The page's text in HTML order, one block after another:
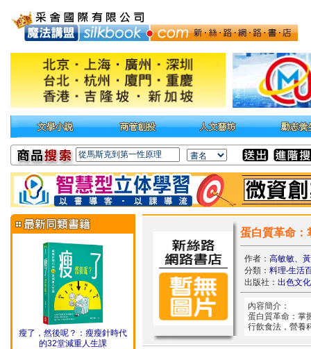
瘦了，然後呢？：瘦瘦針時代
的32堂減重人生課
蛋白質革命：
作者： 高敏敏、
分類： 料理‧生活
出版社： 出色文化
內容簡介：
蛋白質革命：掌
行飲食法，營養